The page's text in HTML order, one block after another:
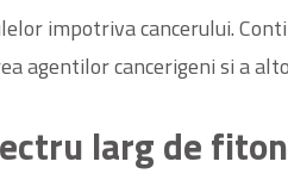
impotriva cancerului.
agentilor cancerigeni si a
larg de